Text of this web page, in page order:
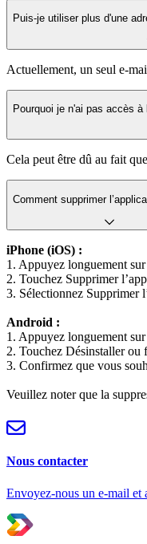
Puis-je utiliser plus d'une
Actuellement, un seul e-
Pourquoi je n'ai pas accès
Cela peut être dû au fait
Comment supprimer
iPhone (iOS) :
1. Appuyez longuement
2. Touchez Supprimer
3. Sélectionnez Supprimer
Android :
1. Appuyez longuement
2. Touchez Désinstaller ou
3. Confirmez que vous
Veuillez noter que la
Nous contacter
Envoyez-nous un e-mail